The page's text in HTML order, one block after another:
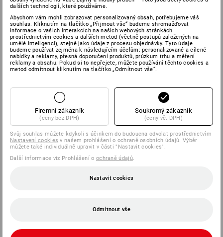
SPOLEČNOSTI
INFORMACE
ZPŮSOBY PLATBY
Strauss Česká republika s.r.o.
dalších technologií, které používáme.
Abychom vám mohli zobrazovat personalizovaný obsah, potřebujeme váš
souhlas. Kliknutím na tlačítko „Přijmout vše“ budeme shromažďovat
informace o vašich interakcích na našich webových stránkách
prostřednictvím cookies a dalších metod (včetně postupů založených na
umělé inteligenci), stejně jako údaje z procesu objednávky. Tyto údaje
budeme používat zejména k následujícím účelům: personalizované a cílené
nabídky a reklamy, přesná doporučení produktů, průzkum trhu a měření
reklamy a obsahu. Pokud si to nepřejete, můžete používání těchto cookies a
metod odmítnout kliknutím na tlačítko „Odmítnout vše“.
Firemní zákazník
(ceny bez DPH)
Soukromý zákazník
(ceny vč. DPH)
Svůj souhlas můžete kdykoli s účinkem do budoucna odvolat prostřednictvím
Nastavení cookies v našem prohlášení o ochraně osobních údajů. Výběr
můžete také individuálně upravit v části "Nastavit cookies".
Další informace viz Prohlášení o ochraně údajů.
Nastavit cookies
Odmítnout vše